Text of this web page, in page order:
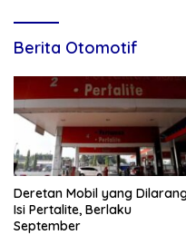
Berita Otomotif
Deretan Mobil yang
Isi Pertalite, Berlaku
September